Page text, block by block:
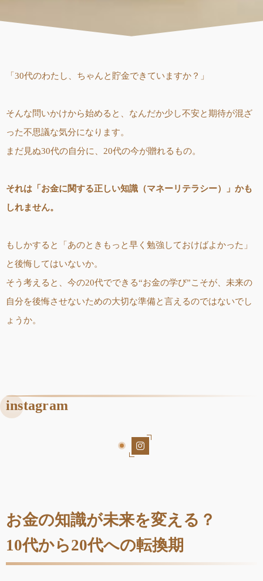
「30代のわたし、ちゃんと貯金できていますか？」
そんな問いかけから始めると、なんだか少し不安と期待が混ざ
った不思議な気分になります。
まだ見ぬ30代の自分に、20代の今が贈れるもの。
それは「お金に関する正しい知識（マネーリテラシー）」かも
しれません。
もしかすると「あのときもっと早く勉強しておけばよかった」
と後悔してはいないか。
そう考えると、今の20代でできる“お金の学び”こそが、未来の
自分を後悔させないための大切な準備と言えるのではないでし
ょうか。
instagram
お金の知識が未来を変える？
10代から20代への転換期